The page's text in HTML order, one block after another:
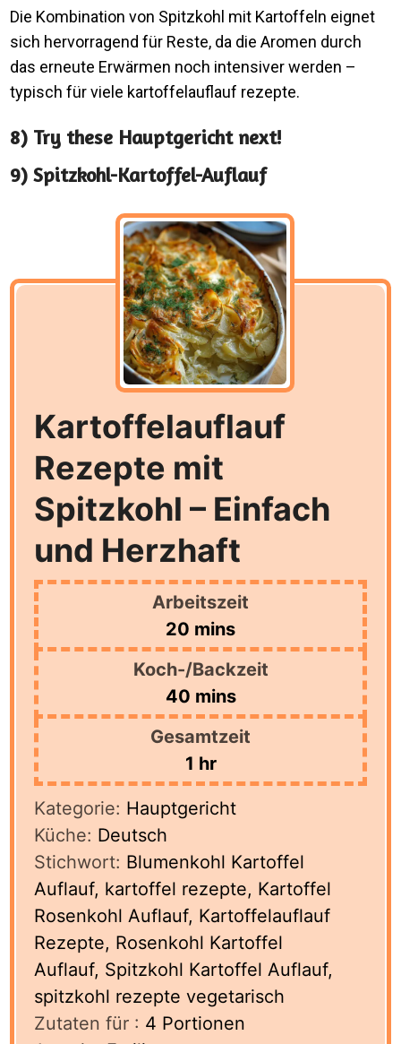
Die Kombination von Spitzkohl mit Kartoffeln eignet
sich hervorragend für Reste, da die Aromen durch
das erneute Erwärmen noch intensiver werden –
typisch für viele kartoffelauflauf rezepte.
8) Try these Hauptgericht next!
9) Spitzkohl-Kartoffel-Auflauf
Kartoffelauflauf
Rezepte mit
Spitzkohl – Einfach
und Herzhaft
Arbeitszeit
20 minutes
mins
Koch-/Backzeit
40minutes
mins
Gesamtzeit
1 hour
hr
Kategorie: Hauptgericht
Küche: Deutsch
Stichwort: Blumenkohl Kartoffel
Auflauf, kartoffel rezepte, Kartoffel
Rosenkohl Auflauf, Kartoffelauflauf
Rezepte, Rosenkohl Kartoffel
Auflauf, Spitzkohl Kartoffel Auflauf,
spitzkohl rezepte vegetarisch
Zutaten für : 4 Portionen